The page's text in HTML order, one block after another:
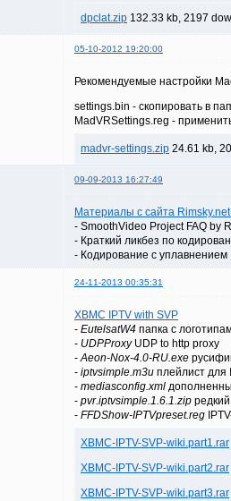
dpclat.zip 132.33 kb, 2197
05-10-2012 19:20:00
Рекомендуемые настройки
settings.bin - скопировать в
MadVRSettings.reg -
madvr-settings.zip 24.61 kb,
09-09-2013 16:27:49
Материалы с сайта
- SmoothVideo Project FAQ by
- Краткий ликбез по
- Кодирование с уплавнением
24-11-2013 00:35:31
XBMC IPTV with SVP
- EutelsatW4 папка с
- UDPProxyUDP to http proxy
-Aeon-Nox-4.0-RU.exe
- iptvsimple.m3u плейлист для
- mediasconfig.xml
- pvr.iptvsimple.1.6.1.zip
- FFDShow-IPTVpreset.reg
XBMC-IPTV-SVP-wiki.part1.rar
XBMC-IPTV-SVP-wiki.part2.rar
XBMC-IPTV-SVP-wiki.part3.rar